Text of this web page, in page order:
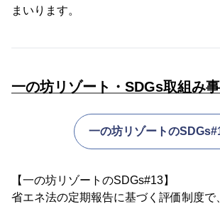
まいります。
一の坊リゾート・SDGs取組み
一の坊リゾートの
【一の坊リゾートのSDGs#13】
省エネ法の定期報告に基づく評価制度で